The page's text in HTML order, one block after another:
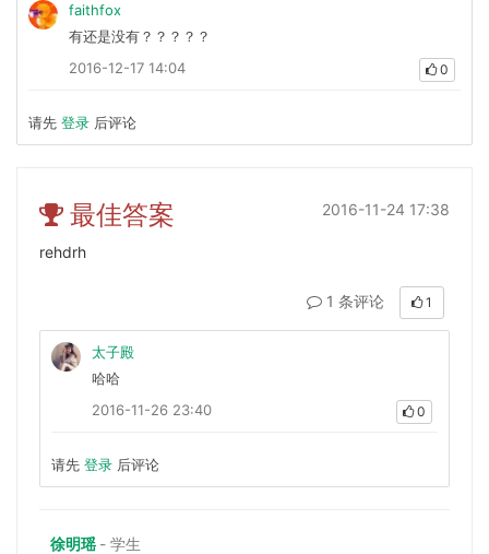
faithfox
有还是没有？？？？？
2016-12-17 14:04
0
请先 登录 后评论
最佳答案 2016-11-24 17:38
rehdrh
1 条评论 1
太子殿
哈哈
2016-11-26 23:40
0
请先 登录 后评论
徐明瑶 - 学生